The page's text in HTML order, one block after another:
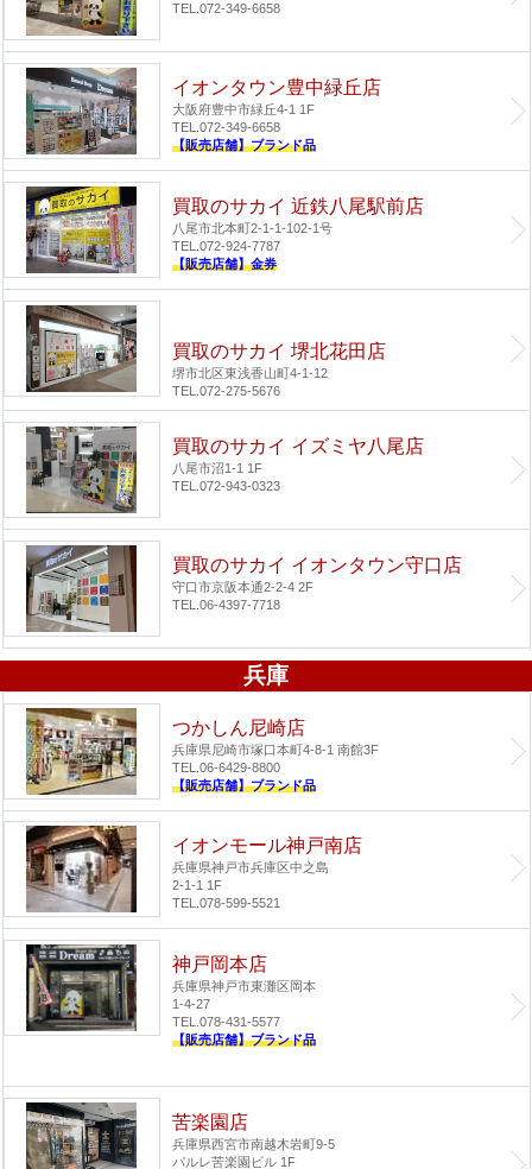
TEL.072-349-6658
イオンタウン豊中緑丘店
大阪府豊中市緑丘4-1 1F
TEL.072-349-6658
【販売店舗】ブランド品
買取のサカイ 近鉄八尾駅前店
八尾市北本町2-1-1-102-1号
TEL.072-924-7787
【販売店舗】金券
買取のサカイ 堺北花田店
堺市北区東浅香山町4-1-12
TEL.072-275-5676
買取のサカイ イズミヤ八尾店
八尾市沼1-1 1F
TEL.072-943-0323
買取のサカイ イオンタウン守口店
守口市京阪本通2-2-4 2F
TEL.06-4397-7718
兵庫
つかしん尼崎店
兵庫県尼崎市塚口本町4-8-1 南館3F
TEL.06-6429-8800
【販売店舗】ブランド品
イオンモール神戸南店
兵庫県神戸市兵庫区中之島
2-1-1 1F
TEL.078-599-5521
神戸岡本店
兵庫県神戸市東灘区岡本
1-4-27
TEL.078-431-5577
【販売店舗】ブランド品
苦楽園店
兵庫県西宮市南越木岩町9-5
パルレ苦楽園ビル 1F